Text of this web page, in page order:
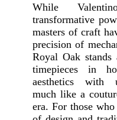
While
transformative
masters of craft
precision of
Royal Oak
timepieces in
aesthetics with
much like a
era. For those